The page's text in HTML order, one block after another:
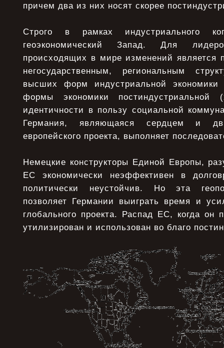
причем два из них носят скорее
Строго в рамках индустриального
геоэкономический Запад. Для
происходящих в мире изменений является
негосударственным, региональным
высших форм индустриальной экономики
формы экономики постиндустриальной
идентичности в пользу социальной
Германия, являющаяся сердцем и
европейского проекта, выполняет
Немецкие конструкторы Единой Европы,
ЕС экономически неэффективен в
политически неустойчив. Но эта
позволяет Германии выиграть время и
глобального проекта. Распад ЕС, когда он
утилизирован и использован во благо